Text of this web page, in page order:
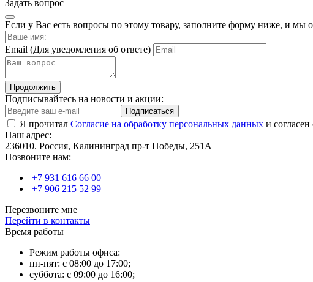
Задать вопрос
Если у Вас есть вопросы по этому товару, заполните форму ниже, и мы
Email (Для уведомления об ответе)
Продолжить
Подписывайтесь на новости и акции:
Подписаться
Я прочитал Согласие на обработку персональных данных и
Наш адрес:
236010. Россия, Калининград пр-т Победы, 251А
Позвоните нам:
+7 931 616 66 00
+7 906 215 52 99
Перезвоните мне
Перейти в контакты
Время работы
Режим работы офиса:
пн-пят: с 08:00 до 17:00;
суббота: с 09:00 до 16:00;